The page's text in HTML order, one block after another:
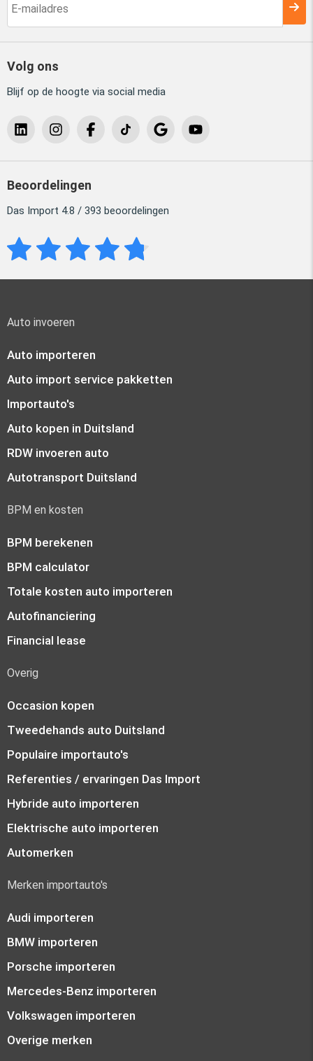
Volg ons
Blijf op de hoogte via social media
Beoordelingen
Das Import 4.8 / 393 beoordelingen
Auto invoeren
Auto importeren
Auto import service pakketten
Importauto's
Auto kopen in Duitsland
RDW invoeren auto
Autotransport Duitsland
BPM en kosten
BPM berekenen
BPM calculator
Totale kosten auto importeren
Autofinanciering
Financial lease
Overig
Occasion kopen
Tweedehands auto Duitsland
Populaire importauto's
Referenties / ervaringen Das Import
Hybride auto importeren
Elektrische auto importeren
Automerken
Merken importauto's
Audi importeren
BMW importeren
Porsche importeren
Mercedes-Benz importeren
Volkswagen importeren
Overige merken